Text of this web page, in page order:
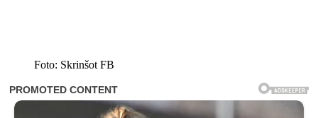
Foto: Skrinšot FB